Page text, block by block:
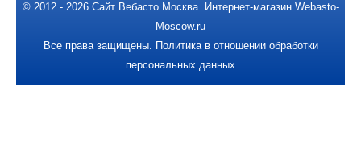
© 2012 - 2026 Сайт Вебасто Москва. Интернет-магазин Webasto-
Moscow.ru
Все права защищены. Политика в отношении обработки
персональных данных